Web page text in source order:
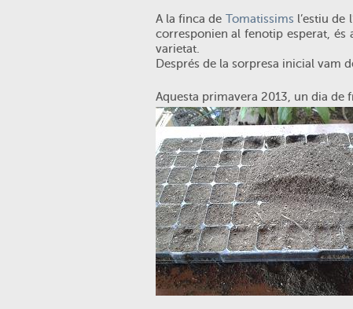
A la finca de Tomatissims l’estiu de
corresponien al fenotip esperat, és
varietat.
Després de la sorpresa inicial vam
Aquesta primavera 2013, un dia de